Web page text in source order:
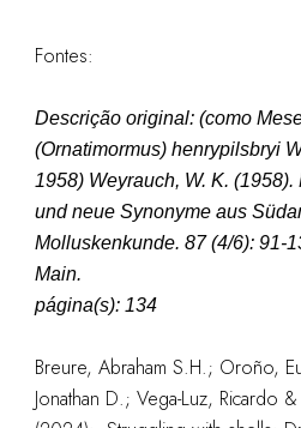
Fontes:
Descrição original: (como
(Ornatimormus) henrypilsbryi
1958)Weyrauch, W. K.
und neue Synonyme aus
Molluskenkunde. 87 (4/6): 91-
Main.
página(s): 134
Breure, Abraham S.H.; Oroño,
Jonathan D.; Vega-Luz, Ricardo